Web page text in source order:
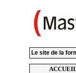
Le site de la